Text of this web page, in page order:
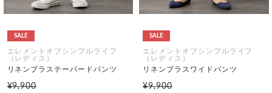
SALE
エレメントオブシンプルライフ
（レディス）
リネンプラステーパードパンツ
¥9,900
SALE
エレメントオブシンプルライフ
（レディス）
リネンプラスワイドパンツ
¥9,900